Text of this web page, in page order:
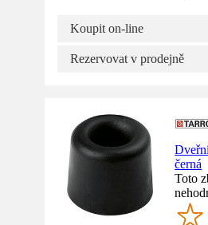
Koupit on-line
Rezervovat v prodejně
černá
Toto